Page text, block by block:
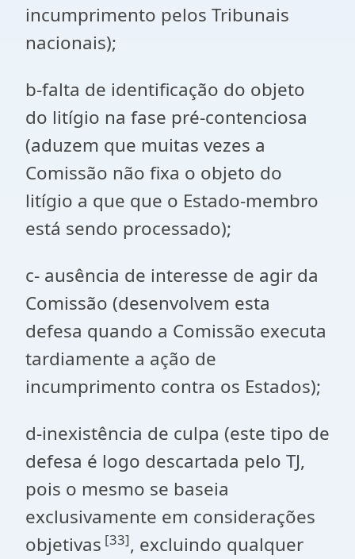
incumprimento pelos Tribunais
nacionais);
b-falta de identificação do objeto
do litígio na fase pré-contenciosa
(aduzem que muitas vezes a
Comissão não fixa o objeto do
litígio a que que o Estado-membro
está sendo processado);
c- ausência de interesse de agir da
Comissão (desenvolvem esta
defesa quando a Comissão executa
tardiamente a ação de
incumprimento contra os Estados);
d-inexistência de culpa (este tipo de
defesa é logo descartada pelo TJ,
pois o mesmo se baseia
exclusivamente em considerações
objetivas [33], excluindo qualquer